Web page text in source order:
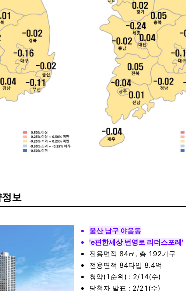
보
울산 남구 야음동
'e편한세상 번영로 리더스포레'
전용면적 84㎡, 총 192가구
전용면적 84타입 8.4억
청약(1순위) : 2/14(수)
당첨자 발표 : 2/21(수)